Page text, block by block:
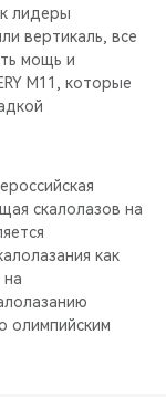
лидеры
вертикаль, все
мощь и
М11, которые
скалолазов на
как
на
олимпийским